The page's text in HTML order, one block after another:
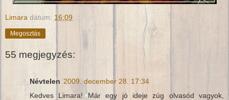
Limara dátum: 16:09
Megosztás
55 megjegyzés:
Névtelen 2009. december 28. 17:34
Kedves Limara! Már egy jó ideje zúg olvasód vagyok,